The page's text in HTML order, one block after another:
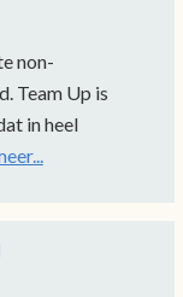
non-
Team Up is
in heel